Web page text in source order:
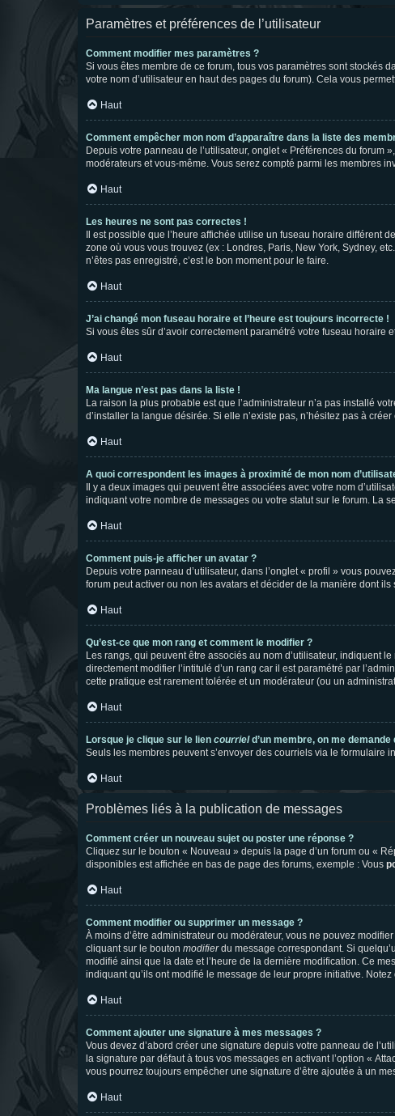
Paramètres et préférences de l’utilisateur
Comment modifier mes paramètres ?
Si vous êtes membre de ce forum, tous vos paramètres sont stockés
votre nom d’utilisateur en haut des pages du forum). Cela vous
Haut
Comment empêcher mon nom d’apparaître dans la liste des
Depuis votre panneau de l’utilisateur, onglet « Préférences du forum
modérateurs et vous-même. Vous serez compté parmi les membres
Haut
Les heures ne sont pas correctes !
Il est possible que l’heure affichée utilise un fuseau horaire différent
zone où vous vous trouvez (ex : Londres, Paris, New York, Sydney,
n’êtes pas enregistré, c’est le bon moment pour le faire.
Haut
J’ai changé mon fuseau horaire et l’heure est toujours incorrecte !
Si vous êtes sûr d’avoir correctement paramétré votre fuseau
Haut
Ma langue n’est pas dans la liste !
La raison la plus probable est que l’administrateur n’a pas installé
d’installer la langue désirée. Si elle n’existe pas, n’hésitez pas à
Haut
A quoi correspondent les images à proximité de mon nom
Il y a deux images qui peuvent être associées avec votre nom
indiquant votre nombre de messages ou votre statut sur le forum. La
Haut
Comment puis-je afficher un avatar ?
Depuis votre panneau d’utilisateur, dans l’onglet « profil » vous
forum peut activer ou non les avatars et décider de la manière dont
Haut
Qu’est-ce que mon rang et comment le modifier ?
Les rangs, qui peuvent être associés au nom d’utilisateur, indiquent
directement modifier l’intitulé d’un rang car il est paramétré par
cette pratique est rarement tolérée et un modérateur (ou un
Haut
Lorsque je clique sur le lien courrield’un membre, on me
Seuls les membres peuvent s’envoyer des courriels via le formulaire
Haut
Problèmes liés à la publication de messages
Comment créer un nouveau sujet ou poster une réponse ?
Cliquez sur le bouton « Nouveau » depuis la page d’un forum ou «
disponibles est affichée en bas de page des forums, exemple : Vous
Haut
Comment modifier ou supprimer un message ?
À moins d’être administrateur ou modérateur, vous ne pouvez
cliquant sur le bouton modifierdu message correspondant. Si
modifié ainsi que la date et l’heure de la dernière modification. Ce
indiquant qu’ils ont modifié le message de leur propre initiative.
Haut
Comment ajouter une signature à mes messages ?
Vous devez d’abord créer une signature depuis votre panneau de
la signature par défaut à tous vos messages en activant l’option «
vous pourrez toujours empêcher une signature d’être ajoutée à un
Haut